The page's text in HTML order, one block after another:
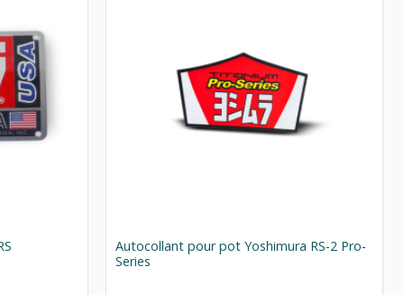
Autocollant pour pot Yoshimura RS-2 Pro-
Series